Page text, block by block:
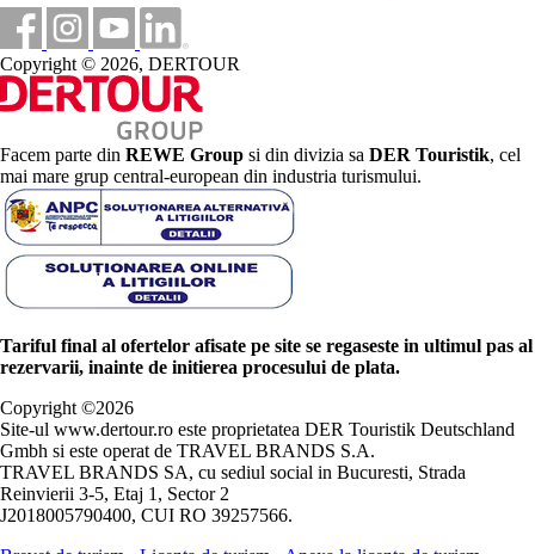
Copyright © 2026, DERTOUR
Facem parte din REWE Group si din divizia sa DER Touristik, cel
mai mare grup central-european din industria turismului.
Tariful final al ofertelor afisate pe site se regaseste in ultimul pas al
rezervarii, inainte de initierea procesului de plata.
Copyright ©2026
Site-ul www.dertour.ro este proprietatea DER Touristik Deutschland
Gmbh si este operat de TRAVEL BRANDS S.A.
TRAVEL BRANDS SA, cu sediul social in Bucuresti, Strada
Reinvierii 3-5, Etaj 1, Sector 2
J2018005790400, CUI RO 39257566.